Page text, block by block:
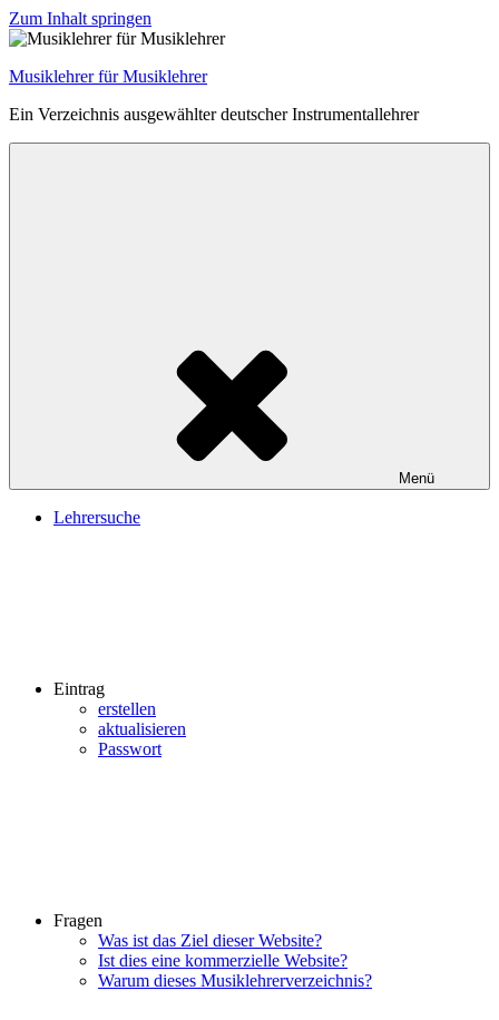
Zum Inhalt springen
Musiklehrer für Musiklehrer
Ein Verzeichnis ausgewählter deutscher Instrumentallehrer
Menü
Lehrersuche
Eintrag
erstellen
aktualisieren
Passwort
Fragen
Was ist das Ziel dieser Website?
Ist dies eine kommerzielle Website?
Warum dieses Musiklehrerverzeichnis?